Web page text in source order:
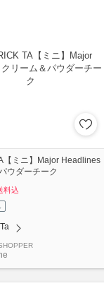
【ミニ】Major Headlines
ウダーチーク
料込